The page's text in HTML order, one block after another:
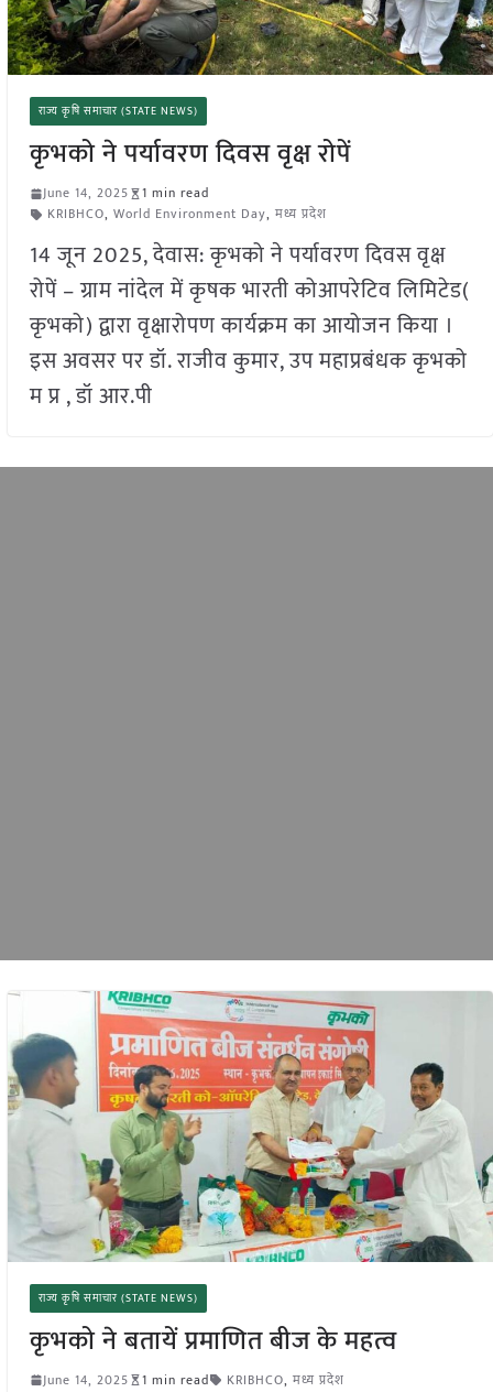
राज्य कृषि समाचार (STATE NEWS)
कृभको ने पर्यावरण दिवस वृक्ष रोपें
June 14, 2025
1 min read
KRIBHCO, World Environment Day, मध्य प्रदेश
14 जून 2025, देवास: कृभको ने पर्यावरण दिवस वृक्ष
रोपें – ग्राम नांदेल में कृषक भारती कोआपरेटिव लिमिटेड(
कृभको) द्वारा वृक्षारोपण कार्यक्रम का आयोजन किया ।
इस अवसर पर डॉ. राजीव कुमार, उप महाप्रबंधक कृभको
म प्र , डॉ आर.पी
राज्य कृषि समाचार (STATE NEWS)
कृभको ने बतायें प्रमाणित बीज के महत्व
June 14, 2025 1 min read KRIBHCO, मध्य प्रदेश